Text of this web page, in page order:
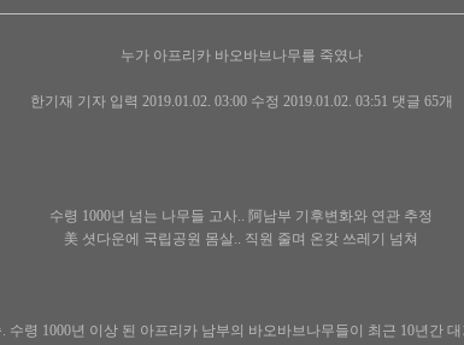
누가 아프리카 바오바브나무를 죽였나
한기재 기자 입력 2019.01.02. 03:00 수정 2019.01.02. 03:51 댓글 65개
수령 1000년 넘는 나무들 고사.. 阿남부 기후변화와 연관 추정
美 셧다운에 국립공원 몸살.. 직원 줄며 온갖 쓰레기 넘쳐
수령 1000년 이상 된 아프리카 남부의 바오바브나무들이 최근 10년간